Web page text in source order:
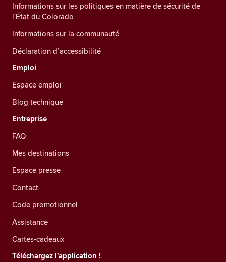
Informations sur les politiques en matière de sécurité de
l'État du Colorado
Informations sur la communauté
Déclaration d’accessibilité
Emploi
Espace emploi
Blog technique
Entreprise
FAQ
Mes destinations
Espace presse
Contact
Code promotionnel
Assistance
Cartes-cadeaux
Téléchargez l'application !